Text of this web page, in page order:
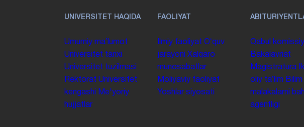
UNIVERSITET HAQIDA
Umumiy maʼlumot
Universitet tarixi
Universitet tuzilmasi
Rektorat Universitet
kengashi
Me'yoriy
hujjatlar
FAOLIYAT
Ilmiy faoliyat Oʻquv
jarayoni Xalqaro
munosabatlar
Moliyaviy faoliyat
Yoshlar siyosati
Qabul
Bakalavriat
Magistratura
oliy taʼlim
malakalarni
agentligi